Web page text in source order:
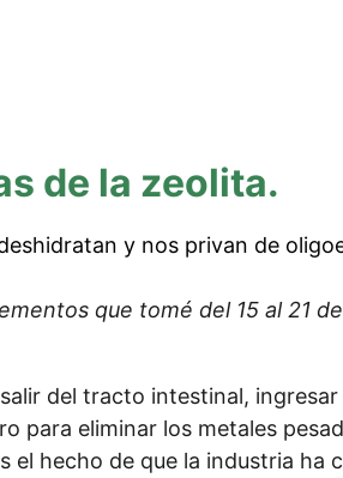
de la zeolita.
y nos pri­van de
que tomé del 15 al 21
del trac­to intesti­nal,
para eli­mi­nar los meta­les
el hecho de que la indus­tria ha